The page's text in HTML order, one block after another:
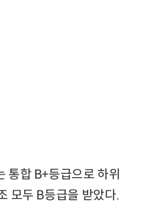
통합 B+등급으로 하위
모두 B등급을 받았다.